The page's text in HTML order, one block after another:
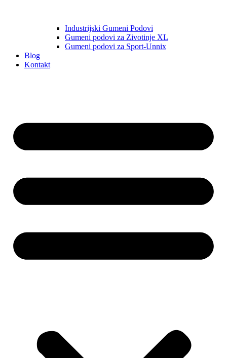
Industrijski Gumeni Podovi
Gumeni podovi za Zivotinje XL
Gumeni podovi za Sport-Unnix
Blog
Kontakt